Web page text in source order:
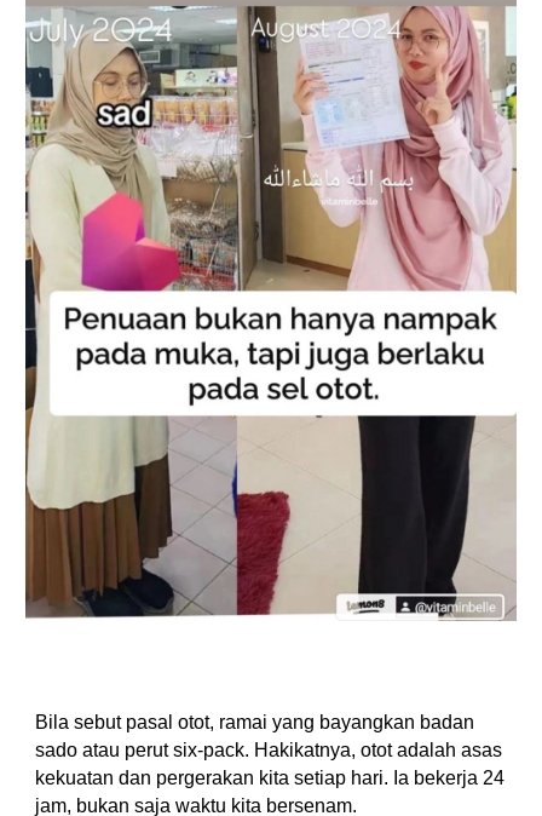
Bila sebut pasal otot, ramai yang bayangkan badan
sado atau perut six-pack. Hakikatnya, otot adalah asas
kekuatan dan pergerakan kita setiap hari. Ia bekerja 24
jam, bukan saja waktu kita bersenam.